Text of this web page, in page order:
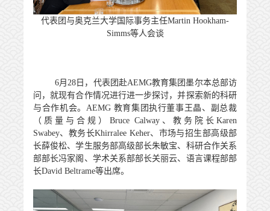
代表团与奥克兰大学国际事务主任Martin Hookham-
Simms等人会谈
6月 28 日，代表团赴AEMG教育集团墨尔本总部访
问，就现有合作情况进行进一步探讨，并探索新的科研
与合作机会。 AEMG 教育集团执行董事王晶、副总裁
（质量与合规） Bruce Calway、教务院长Karen
Swabey、教务长Khirralee Keher、市场与招生部高级部
长薛俊松、学生服务部高级部长朱敏宝、科研合作关系
部部长冯家阁、学术关系部部长关丽云、语言课程部部
长David Beltrame等出席。